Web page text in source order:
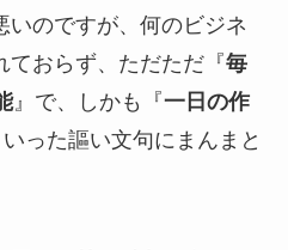
いのですが、何のビジネ
ておらず、ただただ『毎
』で、しかも『一日の作
った謳い文句にまんまと